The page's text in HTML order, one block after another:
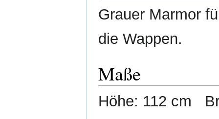
Grauer Marmor
die Wappen.
Maße
Höhe: 112 cm